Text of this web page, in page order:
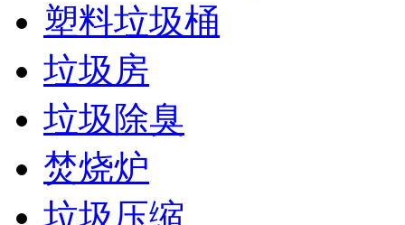
塑料垃圾桶
垃圾房
垃圾除臭
焚烧炉
垃圾压缩